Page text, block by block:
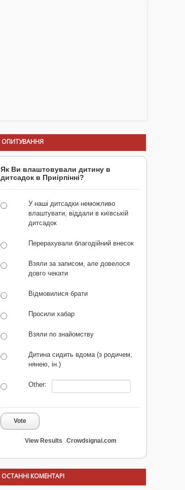
ОПИТУВАННЯ
Як Ви влаштовували дитину в
дитсадок в Приірпінні?
У наші дитсадки неможливо
влаштувати, віддали в київській
дитсадок
Перерахували благодійний внесок
Взяли за записом, але довелося
довго чекати
Відмовилися брати
Просили хабар
Взяли по знайомству
Дитина сидить вдома (з родичем,
нянею, ін.)
Other:
Vote
View Results Crowdsignal.com
ОСТАННІ КОМЕНТАРІ